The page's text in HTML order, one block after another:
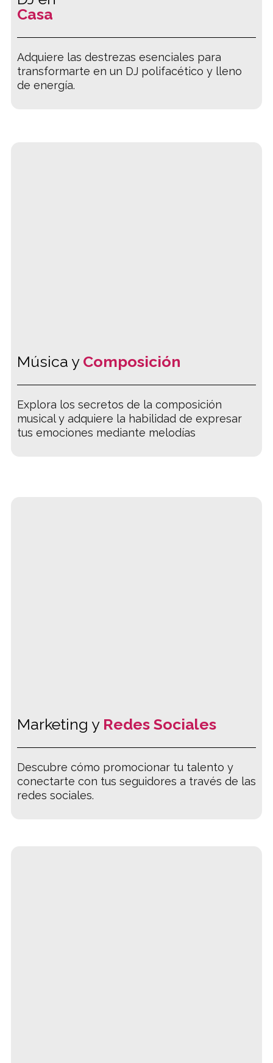
Casa
Adquiere las destrezas esenciales para
transformarte en un DJ polifacético y lleno
de energía.
Música y Composición
Explora los secretos de la composición
musical y adquiere la habilidad de expresar
tus emociones mediante melodías
Marketing y Redes Sociales
Descubre cómo promocionar tu talento y
conectarte con tus seguidores a través de las
redes sociales.